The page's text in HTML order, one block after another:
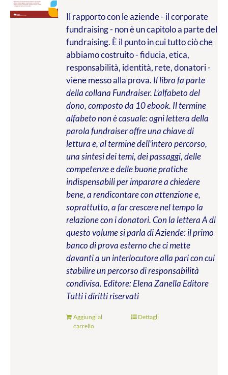
Il rapporto con le aziende - il corporate
fundraising - non è un capitolo a parte del
fundraising. È il punto in cui tutto ciò che
abbiamo costruito - fiducia, etica,
responsabilità, identità, rete, donatori -
viene messo alla prova. Il libro fa parte
della collana Fundraiser. L’alfabeto del
dono, composto da 10 ebook. Il termine
alfabeto non è casuale: ogni lettera della
parola fundraiser offre una chiave di
lettura e, al termine dell’intero percorso,
una sintesi dei temi, dei passaggi, delle
competenze e delle buone pratiche
indispensabili per imparare a chiedere
bene, a rendicontare con attenzione e,
soprattutto, a far crescere nel tempo la
relazione con i donatori. Con la lettera A di
questo volume si parla di Aziende: il primo
banco di prova esterno che ci mette
davanti a un interlocutore alla pari con cui
stabilire un percorso di responsabilità
condivisa. Editore: Elena Zanella Editore
Tutti i diritti riservati
Aggiungi al
carrello
Dettagli